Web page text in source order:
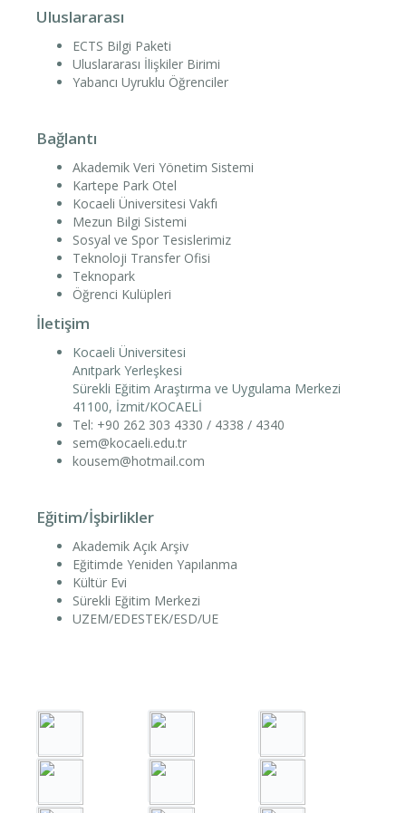
Uluslararası
ECTS Bilgi Paketi
Uluslararası İlişkiler Birimi
Yabancı Uyruklu Öğrenciler
Bağlantı
Akademik Veri Yönetim Sistemi
Kartepe Park Otel
Kocaeli Üniversitesi Vakfı
Mezun Bilgi Sistemi
Sosyal ve Spor Tesislerimiz
Teknoloji Transfer Ofisi
Teknopark
Öğrenci Kulüpleri
İletişim
Kocaeli Üniversitesi
Anıtpark Yerleşkesi
Sürekli Eğitim Araştırma ve Uygulama Merkezi
41100, İzmit/KOCAELİ
Tel: +90 262 303 4330 / 4338 / 4340
sem@kocaeli.edu.tr
kousem@hotmail.com
Eğitim/İşbirlikler
Akademik Açık Arşiv
Eğitimde Yeniden Yapılanma
Kültür Evi
Sürekli Eğitim Merkezi
UZEM/EDESTEK/ESD/UE